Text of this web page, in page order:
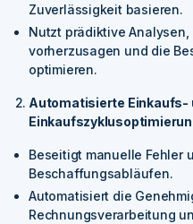
Zuverlässigkeit basieren.
Nutzt prädiktive
vorherzusagen und die
optimieren.
Automatisierte Einkaufs-
Beseitigt manuelle Fehler
Beschaffungsabläufen.
Automatisiert die
Rechnungsverarbeitung